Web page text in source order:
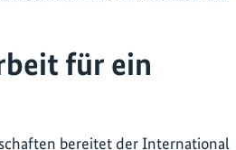
für ein
bereitet der International